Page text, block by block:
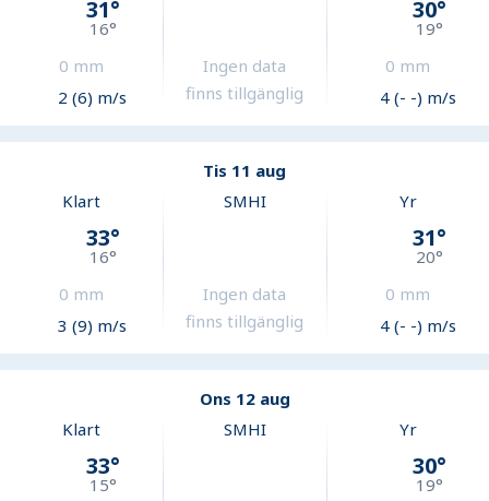
31°
16°
0 mm
2 (6) m/s
Ingen data
finns tillgänglig
30°
19°
0 mm
4 (- -) m/s
Tis 11 aug
Klart
33°
16°
0 mm
3 (9) m/s
SMHI
Ingen data
finns tillgänglig
Yr
31°
20°
0 mm
4 (- -) m/s
Ons 12 aug
Klart
33°
15°
SMHI Yr
30°
19°